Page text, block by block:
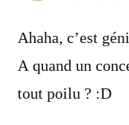
dit :
Ahaha, c’est
A quand un
tout poilu ? :D